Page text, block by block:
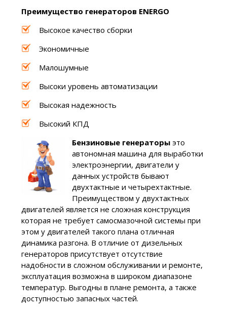
Преимущество генераторов ENERGO
Высокое качество сборки
Экономичные
Малошумные
Высоки уровень автоматизации
Высокая надежность
Высокий КПД
Бензиновые генераторыэто
автономная машина для выработки
электроэнергии, двигатели у
данных устройств бывают
двухтактные и четырехтактные.
Преимуществом у двухтактных
двигателей является не сложная конструкция
которая не требует самосмазочной системы при
этом у двигателей такого плана отличная
динамика разгона. В отличие от дизельных
генераторов присутствует отсутствие
надобности в сложном обслуживании и ремонте,
эксплуатация возможна в широком диапазоне
температур. Выгодны в плане ремонта, а также
доступностью запасных частей.